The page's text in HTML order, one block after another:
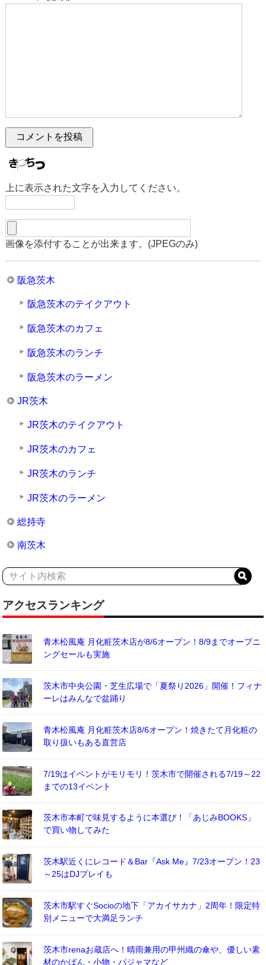
上に表示された文字を入力してください。
画像を添付することが出来ます。(JPEGのみ)
阪急茨木
阪急茨木のテイクアウト
阪急茨木のカフェ
阪急茨木のランチ
阪急茨木のラーメン
JR茨木
JR茨木のテイクアウト
JR茨木のカフェ
JR茨木のランチ
JR茨木のラーメン
総持寺
南茨木
アクセスランキング
青木松風庵 月化粧茨木店が8/6オープン！8/9までオープニ
ングセールも実施
茨木市中央公園・芝生広場で「夏祭り2026」開催！フィナ
ーレはみんなで盆踊り
青木松風庵 月化粧茨木店8/6オープン！焼きたて月化粧の
取り扱いもある直営店
7/19はイベントがモリモリ！茨木市で開催される7/19～22
までの13イベント
茨木市本町で味見するように本選び！「あじみBOOKS」
で買い物してみた
茨木駅近くにレコード＆Bar『Ask Me』7/23オープン！23
～25はDJプレイも
茨木市駅すぐSocioの地下「アカイサカナ」2周年！限定特
別メニューで大満足ランチ
茨木市renaお蔵店へ！晴雨兼用の甲州織の傘や、優しい素
材のかばん・小物・パジャマなど